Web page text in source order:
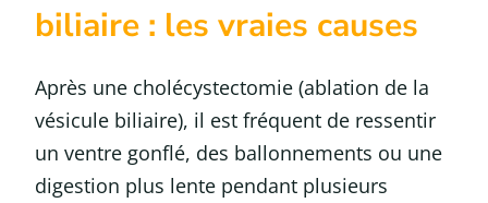
biliaire : les vraies causes
Après une cholécystectomie (ablation de la
vésicule biliaire), il est fréquent de ressentir
un ventre gonflé, des ballonnements ou une
digestion plus lente pendant plusieurs